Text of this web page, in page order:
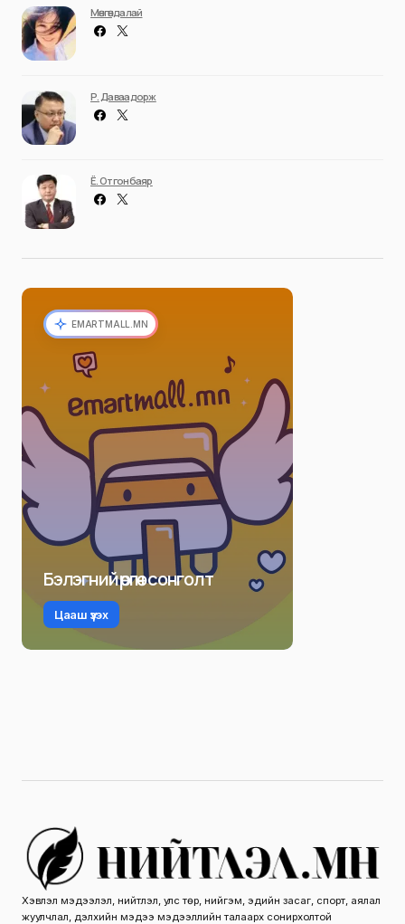
Мөнгөндалай
Р. Даваадорж
Ё. Отгонбаяр
EMARTMALL.MN
Бэлэгний өргөн сонголт
Цааш үзэх
Хэвлэл мэдээлэл, нийтлэл, улс төр, нийгэм, эдийн засаг, спорт, аялал
жуулчлал, дэлхийн мэдээ мэдээллийн талаарх сонирхолтой